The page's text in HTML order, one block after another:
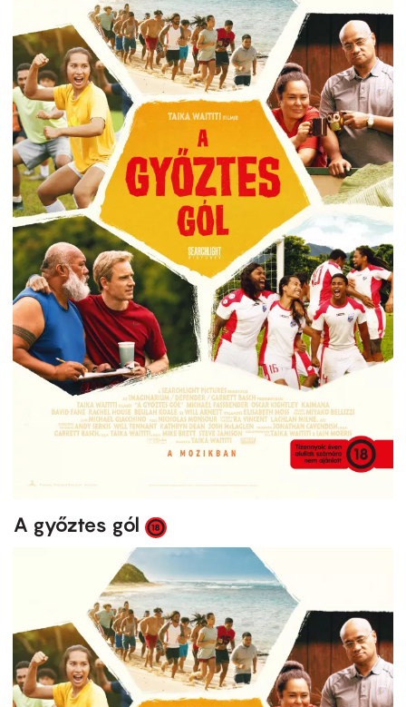
A győztes gól